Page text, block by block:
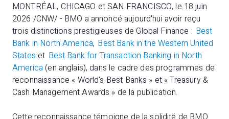
MONTRÉAL, CHICAGO et SAN FRANCISCO, le 18 juin
2026 /CNW/ - BMO a annoncé aujourd'hui avoir reçu
trois distinctions prestigieuses de Global Finance : Best
Bank in North America, Best Bank in the Western United
States et Best Bank for Transaction Banking in North
America(en anglais), dans le cadre des programmes de
reconnaissance « World's Best Banks » et « Treasury &
Cash Management Awards » de la publication.